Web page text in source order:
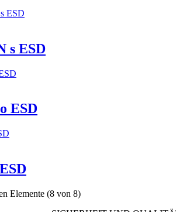
s ESD
ESD
Elemente(8 von 8)